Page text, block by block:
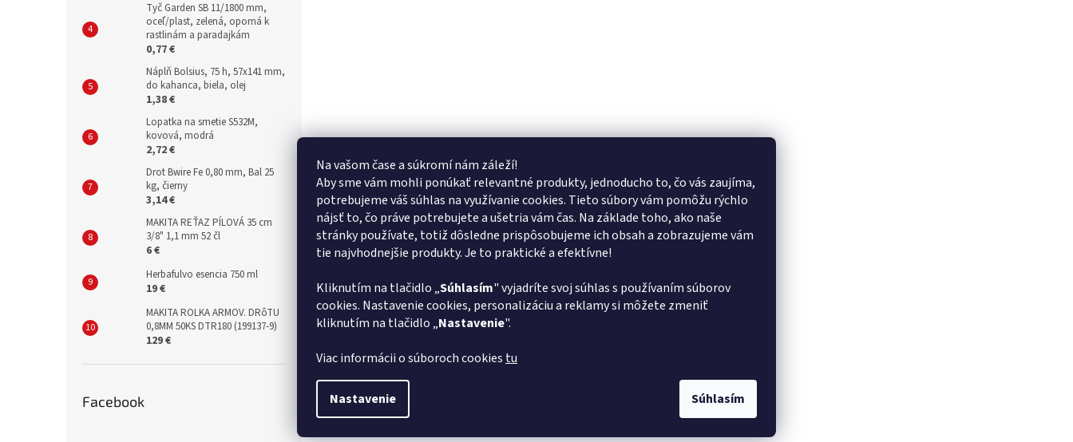
Na vašom čase a súkromí nám záleží!
Aby sme vám mohli ponúkať relevantné produkty, jednoducho to, čo vás zaujíma,
potrebujeme váš súhlas na využívanie cookies. Tieto súbory vám pomôžu rýchlo
nájsť to, čo práve potrebujete a ušetria vám čas. Na základe toho, ako naše
stránky používate, totiž dôsledne prispôsobujeme ich obsah a zobrazujeme vám
tie najvhodnejšie produkty. Je to praktické a efektívne!
Kliknutím na tlačidlo „Súhlasím" vyjadríte svoj súhlas s používaním súborov
cookies. Nastavenie cookies, personalizáciu a reklamy si môžete zmeniť
kliknutím na tlačidlo „Nastavenie".
Viac informácii o súboroch cookies tu
Nastavenie Súhlasím
Tyč Garden SB 11/1800 mm,
oceľ/plast, zelená, oporná k
rastlinám a paradajkám
0,77 €
Náplň Bolsius, 75 h, 57x141 mm,
do kahanca, biela, olej
1,38 €
Lopatka na smetie S532M,
kovová, modrá
2,72 €
Drot Bwire Fe 0,80 mm, Bal 25
kg, čierny
3,14 €
MAKITA REŤAZ PÍLOVÁ 35 cm
3/8" 1,1 mm 52 čl
6 €
Herbafulvo esencia 750 ml
19 €
MAKITA ROLKA ARMOV. DRôTU
0,8MM 50KS DTR180 (199137-9)
129 €
Facebook